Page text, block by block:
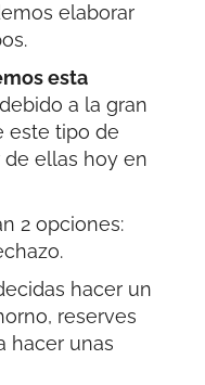
elaborar
esta
a la gran
este tipo de
de ellas hoy en
2 opciones:
hacer un
reserves
hacer unas